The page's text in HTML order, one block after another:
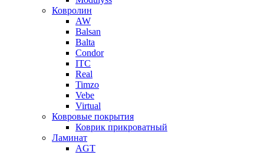
Ковролин
AW
Balsan
Balta
Condor
ITC
Real
Timzo
Vebe
Virtual
Ковровые покрытия
Коврик прикроватный
Ламинат
AGT